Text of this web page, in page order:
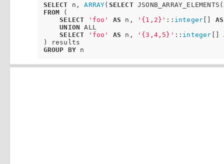
SELECT n, ARRAY( SELECT
FROM (
SELECT
'foo' AS n, '{1,2}' :: integer [] AS
UNION ALL
SELECT
'foo' AS n, '{3,4,5}' :: integer []
GROUP BY